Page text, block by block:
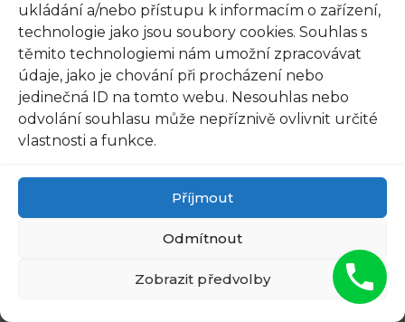
ukládání a/nebo přístupu k informacím o zařízení,
technologie jako jsou soubory cookies. Souhlas s
těmito technologiemi nám umožní zpracovávat
údaje, jako je chování při procházení nebo
jedinečná ID na tomto webu. Nesouhlas nebo
odvolání souhlasu může nepříznivě ovlivnit určité
vlastnosti a funkce.
Příjmout
Odmítnout
Zobrazit předvolby
Odolnost proti vloupání: Zásuvkové
trezory jsou vyrobeny z pevných a
odolných materiálů, které odolávají
pokusům o vloupání. Mají pevné zámky a
mechanismy zabezpečení, aby omezily
přístup neoprávněným osobám. Takže
bezpečí před zloději.
Ohebnost: Zásuvkové trezory jsou
navrženy tak, aby se vejít do různých typů
šuplíků a skříní. To znamená, že můžete